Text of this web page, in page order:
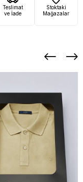
Teslimat
ve İade
Stoktaki
Mağazalar